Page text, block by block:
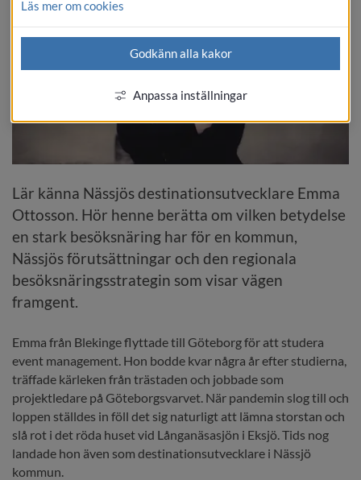
Lär känna Nässjös destinationsutvecklare Emma
Ottosson. Hör henne berätta om vilken betydelse
en stark besöksnäring har för en kommun,
Nässjös förutsättningar och den regionala
besöksnäringsstrategin som visar vägen
framgent.
Emma från Blekinge flyttade till Göteborg för att studera
event management. Hon bodde kvar några år efter studierna,
träffade kärleken från trästaden och jobbade som
projektledare på Göteborgsvarvet. När pandemin slog till och
loppen ställdes in föll det sig naturligt att lämna storstan och
slå rot i det röda huset vid Långanäsasjön i Eksjö. Tids nog
landade hon även som destinationsutvecklare i Nässjö
kommun.
Läs mer om cookies
Godkänn alla kakor
Anpassa inställningar